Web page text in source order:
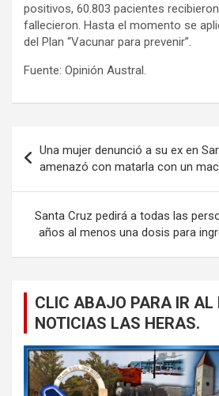
positivos, 60.803 pacientes
fallecieron. Hasta el momento se
del Plan “Vacunar para prevenir”.
Fuente: Opinión Austral.
de
entradas
Una mujer denunció a su ex en
amenazó con matarla con un
Santa Cruz pedirá a todas las
años al menos una dosis para
CLIC ABAJO PARA IR AL
NOTICIAS LAS HERAS.